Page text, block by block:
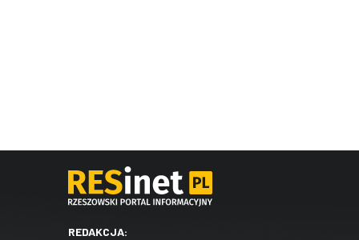
REDAKCJA: